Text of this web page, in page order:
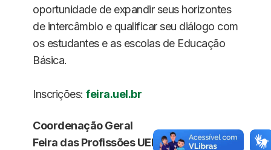
oportunidade de expandir seus horizontes
de intercâmbio e qualificar seu diálogo com
os estudantes e as escolas de Educação
Básica.
Inscrições: feira.uel.br
Coordenação Geral
Feira das Profissões UEL